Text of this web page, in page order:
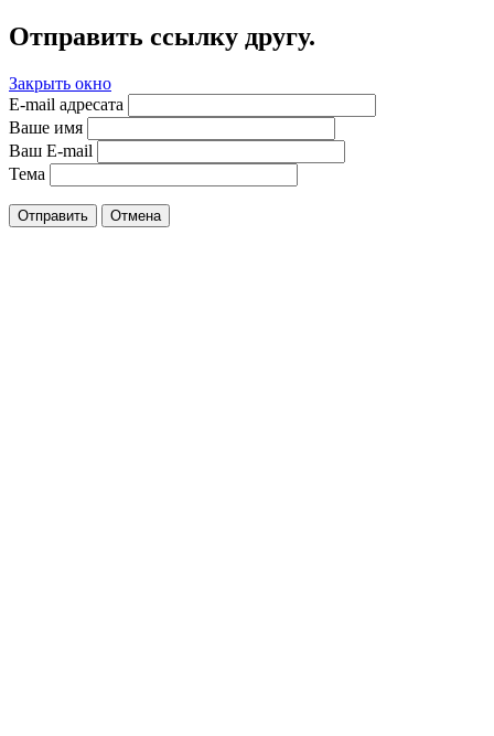
Отправить ссылку другу.
Закрыть окно
E-mail адресата
Ваше имя
Ваш E-mail
Тема
Отправить Отмена